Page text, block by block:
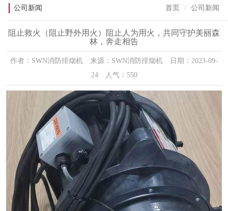
公司新闻 首页 公司新闻
阻止救火（阻止野外用火）阻止人为用火，共同守护美丽森
林，奔走相告
作者：SWN消防排烟机 来源：SWN消防排烟机 日期：2023-09-
24 人气：550